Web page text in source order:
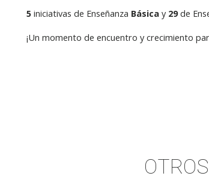
5 iniciativas de Enseñanza Básica y 29de
¡Un momento de encuentro y crecimiento